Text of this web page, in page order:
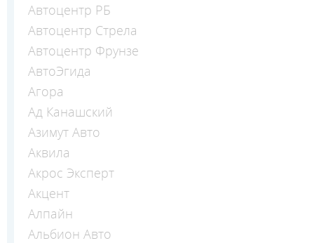
Автоцентр РБ
Автоцентр Стрела
Автоцентр Фрунзе
АвтоЭгида
Агора
Ад Канашский
Азимут Авто
Аквила
Акрос Эксперт
Акцент
Алпайн
Альбион Авто